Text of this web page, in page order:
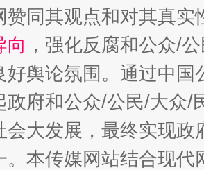
赞同其观点和对其真实
向 ，强化反腐和公众/
好舆论氛围。通过中
政府和公众/公民/大众/
会大发展，最终实现
。本传媒网站结合现